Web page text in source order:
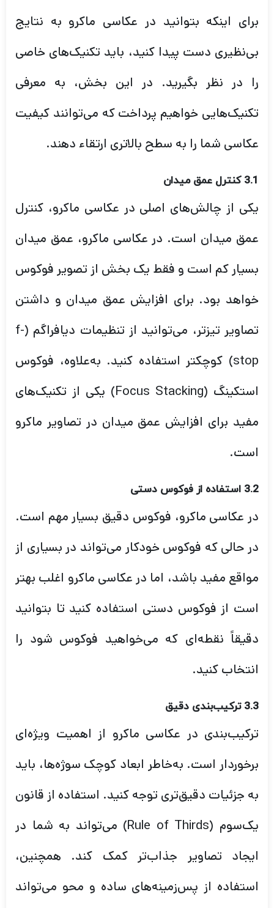
برای اینکه بتوانید در عکاسی ماکرو به نتایج
بی‌نظیری دست پیدا کنید، باید تکنیک‌های خاصی
را در نظر بگیرید. در این بخش، به معرفی
تکنیک‌هایی خواهیم پرداخت که می‌توانند کیفیت
عکاسی شما را به سطح بالاتری ارتقاء دهند.
3.1 کنترل عمق میدان
یکی از چالش‌های اصلی در عکاسی ماکرو، کنترل
عمق میدان است. در عکاسی ماکرو، عمق میدان
بسیار کم است و فقط یک بخش از تصویر فوکوس
خواهد بود. برای افزایش عمق میدان و داشتن
تصاویر تیزتر، می‌توانید از تنظیمات دیافراگم (f-
stop) کوچکتر استفاده کنید. به‌علاوه، فوکوس
استکینگ (Focus Stacking) یکی از تکنیک‌های
مفید برای افزایش عمق میدان در تصاویر ماکرو
است.
3.2 استفاده از فوکوس دستی
در عکاسی ماکرو، فوکوس دقیق بسیار مهم است.
در حالی که فوکوس خودکار می‌تواند در بسیاری از
مواقع مفید باشد، اما در عکاسی ماکرو اغلب بهتر
است از فوکوس دستی استفاده کنید تا بتوانید
دقیقاً نقطه‌ای که می‌خواهید فوکوس شود را
انتخاب کنید.
3.3 ترکیب‌بندی دقیق
ترکیب‌بندی در عکاسی ماکرو از اهمیت ویژه‌ای
برخوردار است. به‌خاطر ابعاد کوچک سوژه‌ها، باید
به جزئیات دقیق‌تری توجه کنید. استفاده از قانون
یک‌سوم (Rule of Thirds) می‌تواند به شما در
ایجاد تصاویر جذاب‌تر کمک کند. همچنین،
استفاده از پس‌زمینه‌های ساده و محو می‌تواند